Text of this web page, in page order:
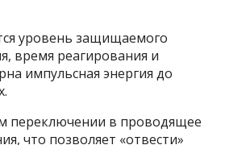
уровень защищаемого
время реагирования и
импульсная энергия до
переключении в проводящее
что позволяет «отвести»